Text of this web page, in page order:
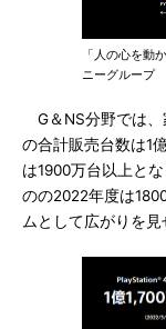
「人の心を動
ニーグループ
G＆NS分野では、
の合計販売台数は1
は1900万台以上と
のの2022年度は
ムとして広がりを見